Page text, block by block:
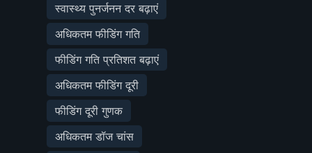
स्वास्थ्य पुनर्जनन दर बढ़ाएं
अधिकतम फीडिंग गति
फीडिंग गति प्रतिशत बढ़ाएं
अधिकतम फीडिंग दूरी
फीडिंग दूरी गुणक
अधिकतम डॉज चांस